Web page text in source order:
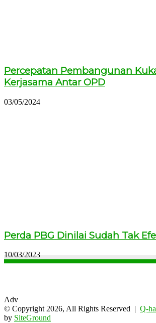
Percepatan Pembangunan
Kerjasama Antar OPD
03/05/2024
Perda PBG Dinilai Sudah Tak
10/03/2023
Adv
© Copyright 2026, All Rights Reserved | Q-
by SiteGround